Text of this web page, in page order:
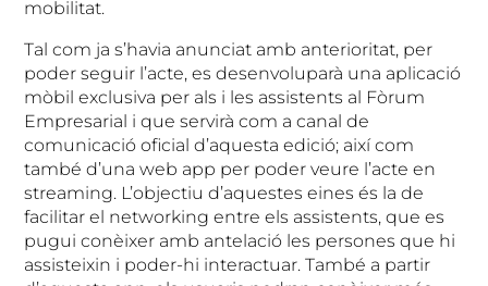
mobilitat.
Tal com ja s’havia anunciat amb anterioritat, per
poder seguir l’acte, es desenvoluparà una aplicació
mòbil exclusiva per als i les assistents al Fòrum
Empresarial i que servirà com a canal de
comunicació oficial d’aquesta edició; així com
també d’una web app per poder veure l’acte en
streaming. L’objectiu d’aquestes eines és la de
facilitar el networking entre els assistents, que es
pugui conèixer amb antelació les persones que hi
assisteixin i poder-hi interactuar. També a partir